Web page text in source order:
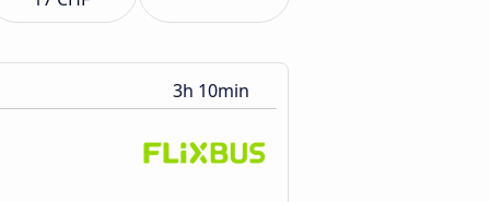
3h 10min